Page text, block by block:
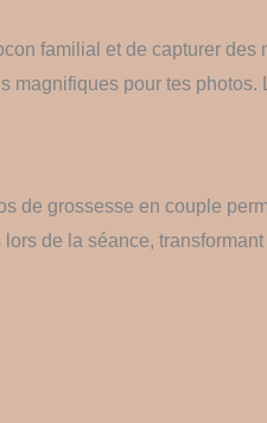
familial et de capturer des
magnifiques pour tes
de grossesse en couple
de la séance,